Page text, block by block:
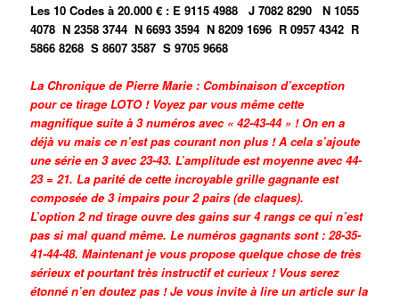
Les 10 Codes à 20.000 € : E 9115 4988J 7082 8290N 1055
4078N 2358 3744N 6693 3594N 8209 1696 R 0957 4342 R
5866 8268S 8607 3587S 9705 9668
La Chronique de Pierre Marie : Combinaison d’exception
pour ce tirage LOTO ! Voyez par vous même cette
magnifique suite à 3 numéros avec « 42-43-44 » ! On en a
déjà vu mais ce n’est pas courant non plus ! A cela s’ajoute
une série en 3 avec 23-43. L’amplitude est moyenne avec 44-
23 = 21. La parité de cette incroyable grille gagnante est
composée de 3 impairs pour 2 pairs (de claques).
L’option 2 nd tirage ouvre des gains sur 4 rangs ce qui n’est
pas si mal quand même. Le numéros gagnants sont : 28-35-
41-44-48. Maintenant je vous propose quelque chose de très
sérieux et pourtant très instructif et curieux ! Vous serez
étonné n’en doutez pas ! Je vous invite à lire un article sur la